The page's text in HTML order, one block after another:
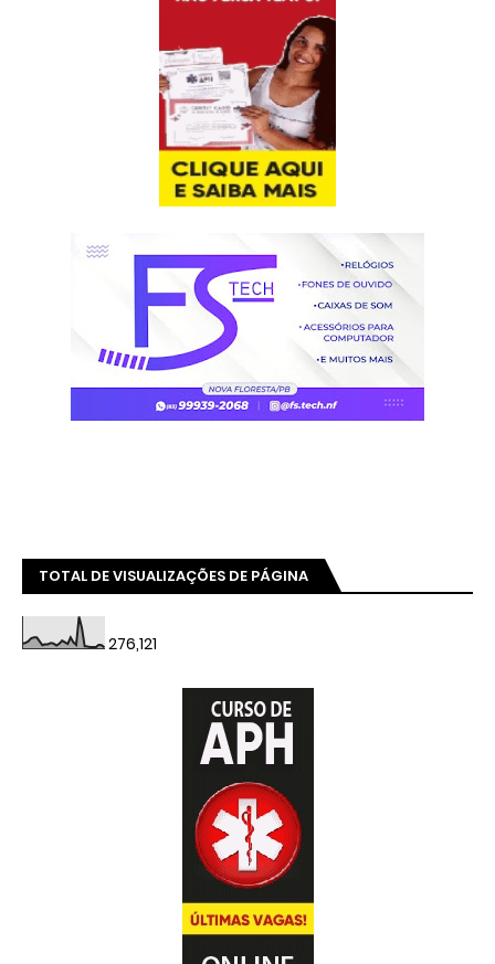
TOTAL DE VISUALIZAÇÕES DE PÁGINA
276,121